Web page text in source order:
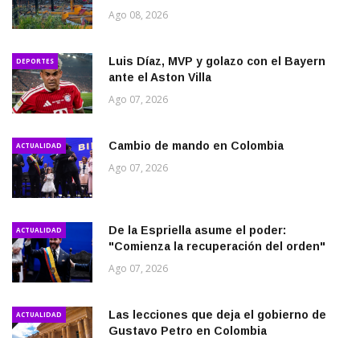
Ago 08, 2026
DEPORTES
Luis Díaz, MVP y golazo con el Bayern
ante el Aston Villa
Ago 07, 2026
ACTUALIDAD Cambio de mando en Colombia
Ago 07, 2026
ACTUALIDAD
De la Espriella asume el poder:
"Comienza la recuperación del orden"
Ago 07, 2026
ACTUALIDAD
Las lecciones que deja el gobierno de
Gustavo Petro en Colombia